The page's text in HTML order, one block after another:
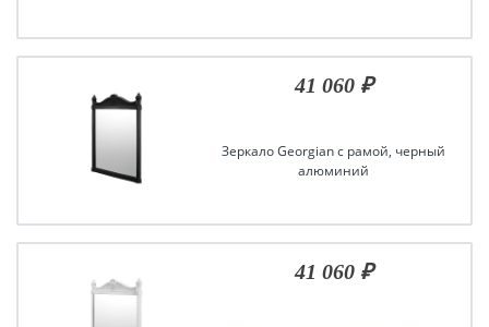
41 060 ₽
Зеркало Georgian с рамой, черный
алюминий
41 060 ₽